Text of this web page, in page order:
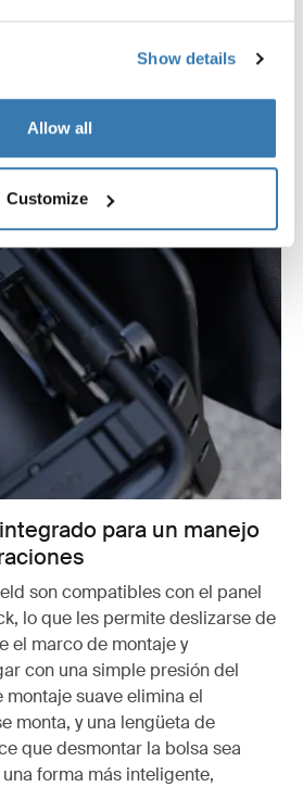
Show details
Allow all
Customize
para un manejo
son compatibles con el panel
lo que les permite deslizarse de
el marco de montaje y
con una simple presión del
montaje suave elimina el
monta, y una lengüeta de
que desmontar la bolsa sea
forma más inteligente,